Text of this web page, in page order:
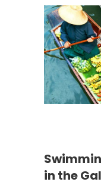
in the